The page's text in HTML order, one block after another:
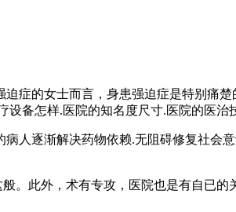
症的女士而言，身患强迫症是特别痛
备怎样.医院的知名度尺寸.医院的医治
逐渐解决药物依赖.无阻碍修复社会
。此外，术有专攻，医院也是有自已